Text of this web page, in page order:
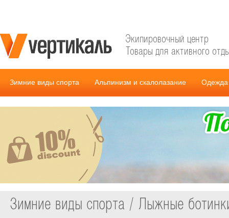
Экипировочный центр
Товары для активного
Зимние виды спорта Альпинизм и скалолазание Одежда
Зимние виды спорта / Лыжные